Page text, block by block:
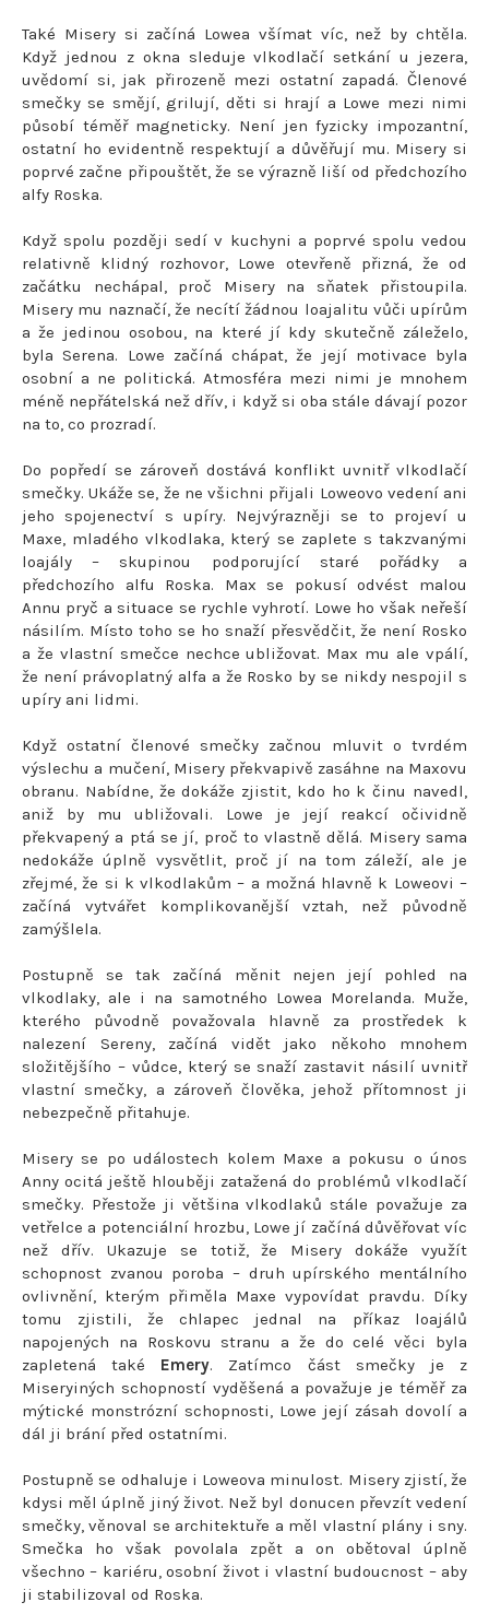
Také Misery si začíná Lowea všímat víc, než by chtěla.
Když jednou z okna sleduje vlkodlačí setkání u jezera,
uvědomí si, jak přirozeně mezi ostatní zapadá. Členové
smečky se smějí, grilují, děti si hrají a Lowe mezi nimi
působí téměř magneticky. Není jen fyzicky impozantní,
ostatní ho evidentně respektují a důvěřují mu. Misery si
poprvé začne připouštět, že se výrazně liší od předchozího
alfy Roska.
Když spolu později sedí v kuchyni a poprvé spolu vedou
relativně klidný rozhovor, Lowe otevřeně přizná, že od
začátku nechápal, proč Misery na sňatek přistoupila.
Misery mu naznačí, že necítí žádnou loajalitu vůči upírům
a že jedinou osobou, na které jí kdy skutečně záleželo,
byla Serena. Lowe začíná chápat, že její motivace byla
osobní a ne politická. Atmosféra mezi nimi je mnohem
méně nepřátelská než dřív, i když si oba stále dávají pozor
na to, co prozradí.
Do popředí se zároveň dostává konflikt uvnitř vlkodlačí
smečky. Ukáže se, že ne všichni přijali Loweovo vedení ani
jeho spojenectví s upíry. Nejvýrazněji se to projeví u
Maxe, mladého vlkodlaka, který se zaplete s takzvanými
loajály – skupinou podporující staré pořádky a
předchozího alfu Roska. Max se pokusí odvést malou
Annu pryč a situace se rychle vyhrotí. Lowe ho však neřeší
násilím. Místo toho se ho snaží přesvědčit, že není Rosko
a že vlastní smečce nechce ubližovat. Max mu ale vpálí,
že není právoplatný alfa a že Rosko by se nikdy nespojil s
upíry ani lidmi.
Když ostatní členové smečky začnou mluvit o tvrdém
výslechu a mučení, Misery překvapivě zasáhne na Maxovu
obranu. Nabídne, že dokáže zjistit, kdo ho k činu navedl,
aniž by mu ubližovali. Lowe je její reakcí očividně
překvapený a ptá se jí, proč to vlastně dělá. Misery sama
nedokáže úplně vysvětlit, proč jí na tom záleží, ale je
zřejmé, že si k vlkodlakům – a možná hlavně k Loweovi –
začíná vytvářet komplikovanější vztah, než původně
zamýšlela.
Postupně se tak začíná měnit nejen její pohled na
vlkodlaky, ale i na samotného Lowea Morelanda. Muže,
kterého původně považovala hlavně za prostředek k
nalezení Sereny, začíná vidět jako někoho mnohem
složitějšího – vůdce, který se snaží zastavit násilí uvnitř
vlastní smečky, a zároveň člověka, jehož přítomnost ji
nebezpečně přitahuje.
Misery se po událostech kolem Maxe a pokusu o únos
Anny ocitá ještě hlouběji zatažená do problémů vlkodlačí
smečky. Přestože ji většina vlkodlaků stále považuje za
vetřelce a potenciální hrozbu, Lowe jí začíná důvěřovat víc
než dřív. Ukazuje se totiž, že Misery dokáže využít
schopnost zvanou poroba – druh upírského mentálního
ovlivnění, kterým přiměla Maxe vypovídat pravdu. Díky
tomu zjistili, že chlapec jednal na příkaz loajálů
napojených na Roskovu stranu a že do celé věci byla
zapletená také Emery. Zatímco část smečky je z
Miseryiných schopností vyděšená a považuje je téměř za
mýtické monstrózní schopnosti, Lowe její zásah dovolí a
dál ji brání před ostatními.
Postupně se odhaluje i Loweova minulost. Misery zjistí, že
kdysi měl úplně jiný život. Než byl donucen převzít vedení
smečky, věnoval se architektuře a měl vlastní plány i sny.
Smečka ho však povolala zpět a on obětoval úplně
všechno – kariéru, osobní život i vlastní budoucnost – aby
ji stabilizoval od Roska.